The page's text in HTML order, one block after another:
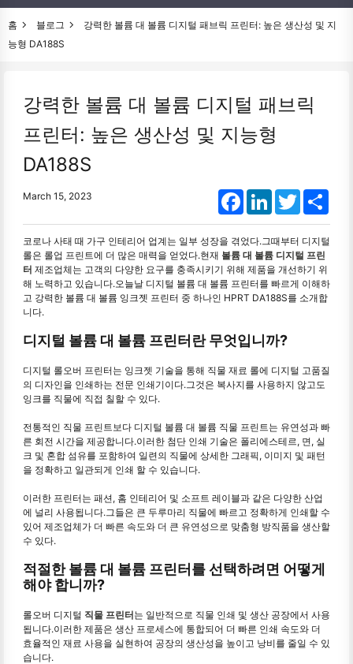
홈 블로그
강력한 볼륨 대 볼륨 디지털 패브릭 프린터: 높은 생산성 및 지
능형 DA188S
강력한 볼륨 대 볼륨 디지털 패브릭
프린터: 높은 생산성 및 지능형
DA188S
March 15, 2023 FacebookLinkedInTwitter
코로나 사태 때 가구 인테리어 업계는 일부 성장을 겪었다.그때부터 디지털
롤은 롤업 프린트에 더 많은 매력을 얻었다.현재 볼륨 대 볼륨 디지털 프린
터 제조업체는 고객의 다양한 요구를 충족시키기 위해 제품을 개선하기 위
해 노력하고 있습니다.오늘날 디지털 볼륨 대 볼륨 프린터를 빠르게 이해하
고 강력한 볼륨 대 볼륨 잉크젯 프린터 중 하나인 HPRT DA188S를 소개합
니다.
디지털 볼륨 대 볼륨 프린터란 무엇입니까?
디지털 롤오버 프린터는 잉크젯 기술을 통해 직물 재료 롤에 디지털 고품질
의 디자인을 인쇄하는 전문 인쇄기이다.그것은 복사지를 사용하지 않고도
잉크를 직물에 직접 칠할 수 있다.
전통적인 직물 프린트보다 디지털 볼륨 대 볼륨 직물 프린트는 유연성과 빠
른 회전 시간을 제공합니다.이러한 첨단 인쇄 기술은 폴리에스테르, 면, 실
크 및 혼합 섬유를 포함하여 일련의 직물에 상세한 그래픽, 이미지 및 패턴
을 정확하고 일관되게 인쇄 할 수 있습니다.
이러한 프린터는 패션, 홈 인테리어 및 소프트 레이블과 같은 다양한 산업
에 널리 사용됩니다.그들은 큰 두루마리 직물에 빠르고 정확하게 인쇄할 수
있어 제조업체가 더 빠른 속도와 더 큰 유연성으로 맞춤형 방직품을 생산할
수 있다.
적절한 볼륨 대 볼륨 프린터를 선택하려면 어떻게
해야 합니까?
롤오버 디지털 직물 프린터는 일반적으로 직물 인쇄 및 생산 공장에서 사용
됩니다.이러한 제품은 생산 프로세스에 통합되어 더 빠른 인쇄 속도와 더
효율적인 재료 사용을 실현하여 공장의 생산성을 높이고 낭비를 줄일 수 있
습니다.